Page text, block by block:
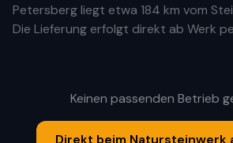
Petersbergliegt etwa 184 km vom
Die Lieferung erfolgt direkt ab Werk
Keinen passenden Betrieb
Direkt beim Natursteinwerk